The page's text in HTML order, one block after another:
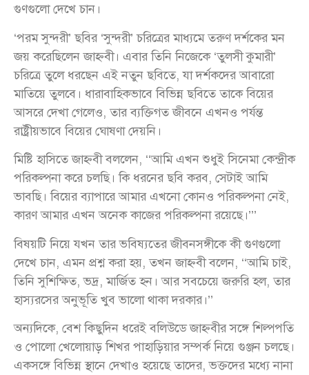
গুণগুলো দেখে চান।
‘পরম সুন্দরী’ ছবির ‘সুন্দরী’ চরিত্রের মাধ্যমে তরুণ দর্শকের মন
জয় করেছিলেন জাহ্নবী। এবার তিনি নিজেকে ‘তুলসী কুমারী’
চরিত্রে তুলে ধরছেন এই নতুন ছবিতে, যা দর্শকদের আবারো
মাতিয়ে তুলবে। ধারাবাহিকভাবে বিভিন্ন ছবিতে তাকে বিয়ের
আসরে দেখা গেলেও, তার ব্যক্তিগত জীবনে এখনও পর্যন্ত
রাষ্ট্রীয়ভাবে বিয়ের ঘোষণা দেয়নি।
মিষ্টি হাসিতে জাহ্নবী বললেন, ‘‘আমি এখন শুধুই সিনেমা কেন্দ্রীক
পরিকল্পনা করে চলছি। কি ধরনের ছবি করব, সেটাই আমি
ভাবছি। বিয়ের ব্যাপারে আমার এখনো কোনও পরিকল্পনা নেই,
কারণ আমার এখন অনেক কাজের পরিকল্পনা রয়েছে।’’’
বিষয়টি নিয়ে যখন তার ভবিষ্যতের জীবনসঙ্গীকে কী গুণগুলো
দেখে চান, এমন প্রশ্ন করা হয়, তখন জাহ্নবী বলেন, ‘‘আমি চাই,
তিনি সুশিক্ষিত, ভদ্র, মার্জিত হন। আর সবচেয়ে জরুরি হল, তার
হাস্যরসের অনুভূতি খুব ভালো থাকা দরকার।’’
অন্যদিকে, বেশ কিছুদিন ধরেই বলিউডে জাহ্নবীর সঙ্গে শিল্পপতি
ও পোলো খেলোয়াড় শিখর পাহাড়িয়ার সম্পর্ক নিয়ে গুঞ্জন চলছে।
একসঙ্গে বিভিন্ন স্থানে দেখাও হয়েছে তাদের, ভক্তদের মধ্যে নানা